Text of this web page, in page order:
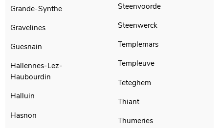
Grande-Synthe
Gravelines
Guesnain
Hallennes-Lez-
Haubourdin
Halluin
Hasnon
Steenvoorde
Steenwerck
Templemars
Templeuve
Teteghem
Thiant
Thumeries